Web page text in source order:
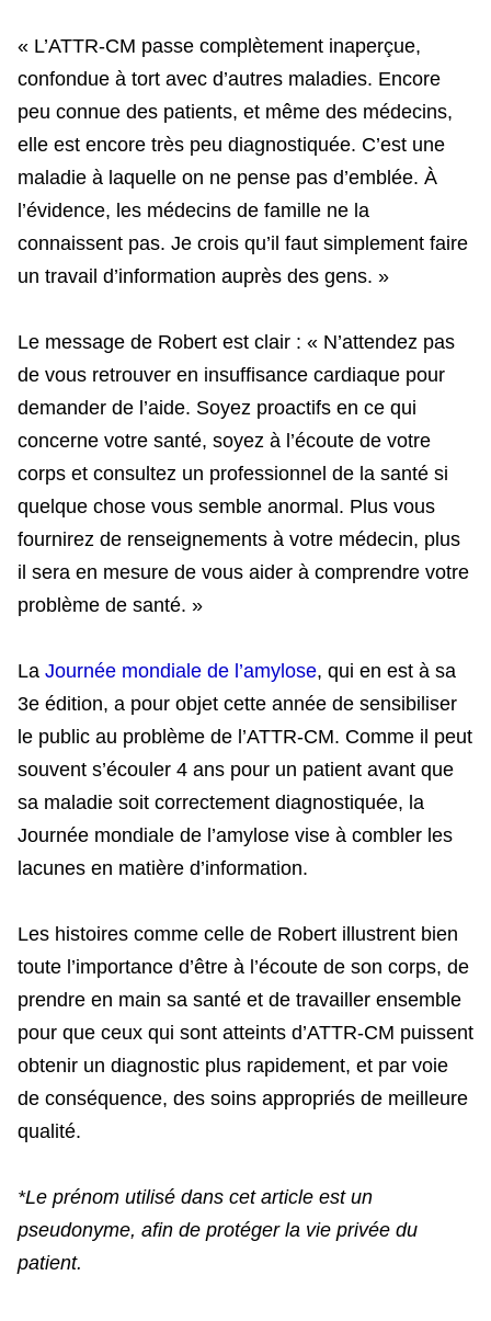
« L’ATTR-CM passe complètement inaperçue,
confondue à tort avec d’autres maladies. Encore
peu connue des patients, et même des médecins,
elle est encore très peu diagnostiquée. C’est une
maladie à laquelle on ne pense pas d’emblée. À
l’évidence, les médecins de famille ne la
connaissent pas. Je crois qu’il faut simplement faire
un travail d’information auprès des gens. »
Le message de Robert est clair : « N’attendez pas
de vous retrouver en insuffisance cardiaque pour
demander de l’aide. Soyez proactifs en ce qui
concerne votre santé, soyez à l’écoute de votre
corps et consultez un professionnel de la santé si
quelque chose vous semble anormal. Plus vous
fournirez de renseignements à votre médecin, plus
il sera en mesure de vous aider à comprendre votre
problème de santé. »
La Journée mondiale de l’amylose, qui en est à sa
3e édition, a pour objet cette année de sensibiliser
le public au problème de l’ATTR-CM. Comme il peut
souvent s’écouler 4 ans pour un patient avant que
sa maladie soit correctement diagnostiquée, la
Journée mondiale de l’amylose vise à combler les
lacunes en matière d’information.
Les histoires comme celle de Robert illustrent bien
toute l’importance d’être à l’écoute de son corps, de
prendre en main sa santé et de travailler ensemble
pour que ceux qui sont atteints d’ATTR-CM puissent
obtenir un diagnostic plus rapidement, et par voie
de conséquence, des soins appropriés de meilleure
qualité.
*Le prénom utilisé dans cet article est un
pseudonyme, afin de protéger la vie privée du
patient.